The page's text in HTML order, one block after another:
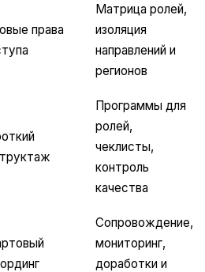
права
Матрица ролей,
изоляция
направлений и
регионов
Программы для
ролей,
чеклисты,
контроль
качества
Сопровождение,
мониторинг,
доработки и